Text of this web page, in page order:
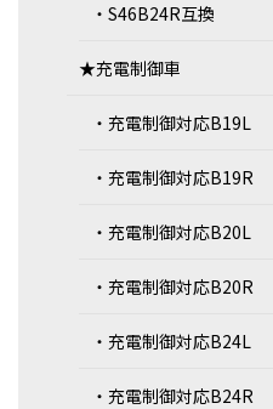
・S46B24R互換
★充電制御車
・充電制御対応B19L
・充電制御対応B19R
・充電制御対応B20L
・充電制御対応B20R
・充電制御対応B24L
・充電制御対応B24R